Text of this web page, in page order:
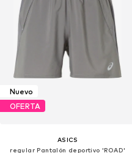
Nuevo
OFERTA
ASICS
regular Pantalón deportivo 'ROAD'